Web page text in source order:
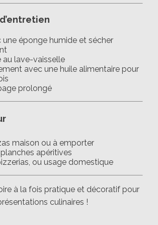
éponge humide et sécher
au lave-vaisselle
avec une huile alimentaire pour
prolongé
maison ou à emporter
apéritives
ou usage domestique
à la fois pratique et décoratif pour
culinaires !